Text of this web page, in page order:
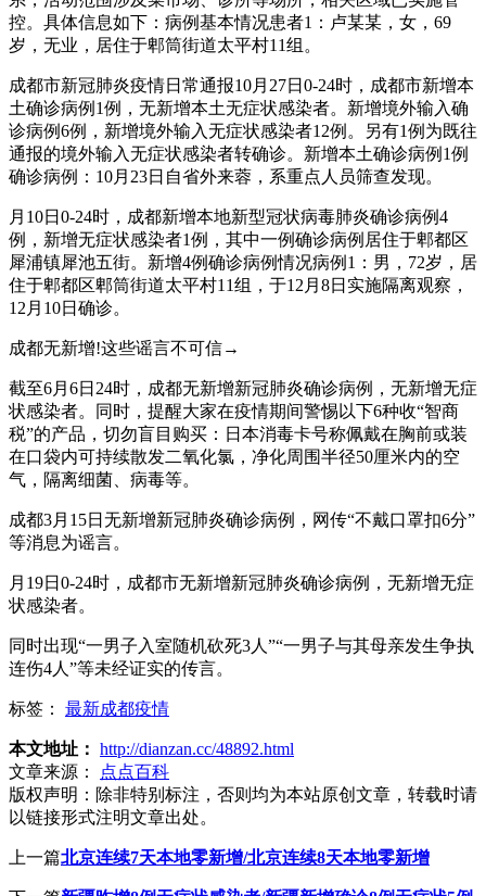
控。具体信息如下：病例基本情况患者1：卢某某，女，69
岁，无业，居住于郫筒街道太平村11组。
成都市新冠肺炎疫情日常通报10月27日0-24时，成都市新增本
土确诊病例1例，无新增本土无症状感染者。新增境外输入确
诊病例6例，新增境外输入无症状感染者12例。另有1例为既往
通报的境外输入无症状感染者转确诊。新增本土确诊病例1例
确诊病例：10月23日自省外来蓉，系重点人员筛查发现。
月10日0-24时，成都新增本地新型冠状病毒肺炎确诊病例4
例，新增无症状感染者1例，其中一例确诊病例居住于郫都区
犀浦镇犀池五街。新增4例确诊病例情况病例1：男，72岁，居
住于郫都区郫筒街道太平村11组，于12月8日实施隔离观察，
12月10日确诊。
成都无新增!这些谣言不可信→
截至6月6日24时，成都无新增新冠肺炎确诊病例，无新增无症
状感染者。同时，提醒大家在疫情期间警惕以下6种收“智商
税”的产品，切勿盲目购买：日本消毒卡号称佩戴在胸前或装
在口袋内可持续散发二氧化氯，净化周围半径50厘米内的空
气，隔离细菌、病毒等。
成都3月15日无新增新冠肺炎确诊病例，网传“不戴口罩扣6分”
等消息为谣言。
月19日0-24时，成都市无新增新冠肺炎确诊病例，无新增无症
状感染者。
同时出现“一男子入室随机砍死3人”“一男子与其母亲发生争执
连伤4人”等未经证实的传言。
标签： 最新成都疫情
本文地址： http://dianzan.cc/48892.html
文章来源：
点点百科
版权声明： 除非特别标注，否则均为本站原创文章，转载时请
以链接形式注明文章出处。
上一篇北京连续7天本地零新增/北京连续8天本地零新增